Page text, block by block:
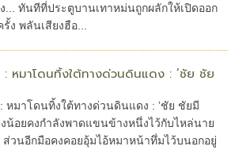
... ทันทีที่ประตูบานเทาหม่นถูกผลักให้เปิดออก
ง พลันเสียงฮือ...
: หมาโดนทิ้งใต้ทางด่วนดินแดง : ’ชัย ชัย
: หมาโดนทิ้งใต้ทางด่วนดินแดง : ’ชัย ชัยมี
น้อยคงกำลังพาดแขนข้างหนึ่งไว้กับไหล่นาย
ส่วนอีกมือคงคอยอุ้มไอ้หมาหน้าทึ่มไว้บนอกอยู่